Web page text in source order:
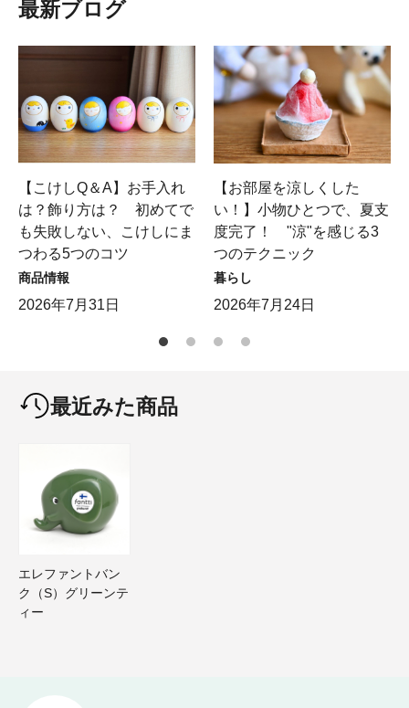
最新ブログ
【こけしQ＆A】お手入れ
は？飾り方は？ 初めてで
も失敗しない、こけしにま
つわる5つのコツ
商品情報
2026年7月31日
【お部屋を涼しくした
い！】小物ひとつで、夏支
度完了！ "涼"を感じる3
つのテクニック
暮らし
2026年7月24日
最近みた商品
エレファントバン
ク（S）グリーンテ
ィー